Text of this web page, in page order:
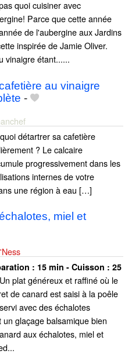
quoi cuisiner avec
Parce que cette année
de l'aubergine aux Jardins
inspirée de Jamie Oliver.
vinaigre étant......
au vinaigre
-
détartrer sa cafetière
? Le calcaire
progressivement dans les
internes de votre
une région à eau […]
miel et
: 15 min - Cuisson : 25
Un plat généreux et raffiné où le
de canard est saisi à la poêle
avec des échalotes
glaçage balsamique bien
aux échalotes, miel et